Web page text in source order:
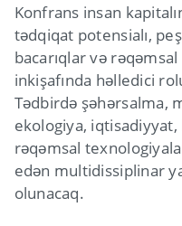
Konfrans insan
tədqiqat potensialı,
bacarıqlar və rəqəmsal
inkişafında həlledici
Tədbirdə şəhərsalma,
ekologiya,
rəqəmsal
edən multidissiplinar
olunacaq.